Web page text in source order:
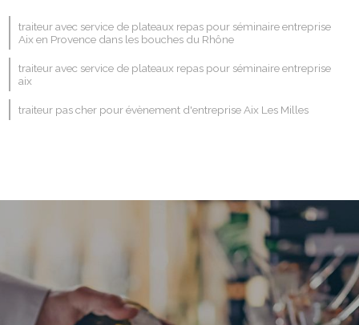
traiteur avec service de plateaux repas pour séminaire entreprise
Aix en Provence dans les bouches du Rhône
traiteur avec service de plateaux repas pour séminaire entreprise
aix
traiteur pas cher pour évènement d'entreprise Aix Les Milles